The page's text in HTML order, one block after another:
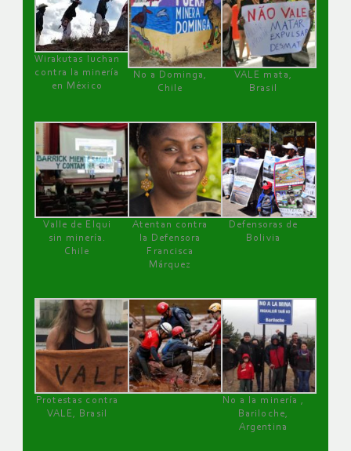
Wirakutas luchan
contra la minería
en México
No a Dominga,
Chile
VALE mata,
Brasil
Valle de Elqui
sin minería.
Chile
Atentan contra
la Defensora
Francisca
Márquez
Defensoras de
Bolivia
Protestas contra
VALE, Brasil
No a la minería ,
Bariloche,
Argentina